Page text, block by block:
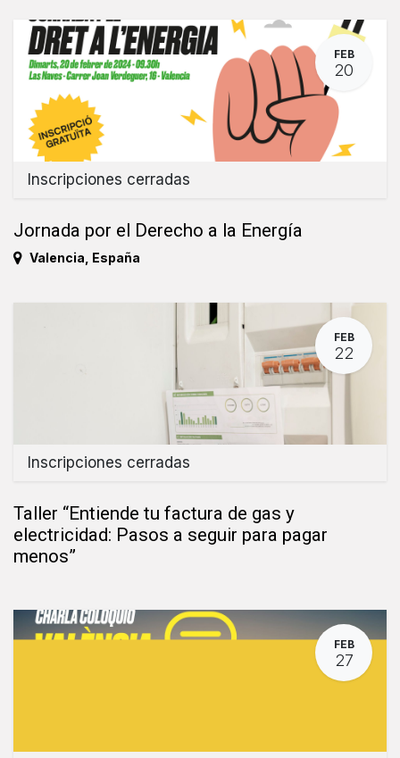
FEB
20
Inscripciones cerradas
Jornada por el Derecho a la Energía
Valencia España
FEB
22
Inscripciones cerradas
Taller “Entiende tu factura de gas y
electricidad: Pasos a seguir para pagar
menos”
FEB
27